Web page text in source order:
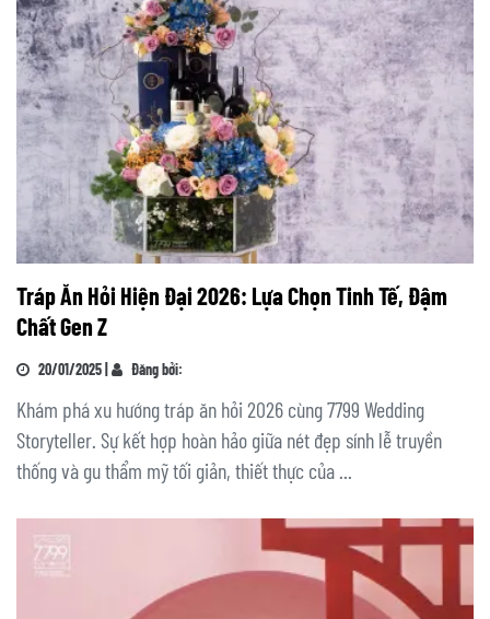
Tráp Ăn Hỏi Hiện Đại 2026: Lựa Chọn Tinh Tế, Đậm
Chất Gen Z
20/01/2025 | Đăng bởi:
Khám phá xu hướng tráp ăn hỏi 2026 cùng 7799 Wedding
Storyteller. Sự kết hợp hoàn hảo giữa nét đẹp sính lễ truyền
thống và gu thẩm mỹ tối giản, thiết thực của ...